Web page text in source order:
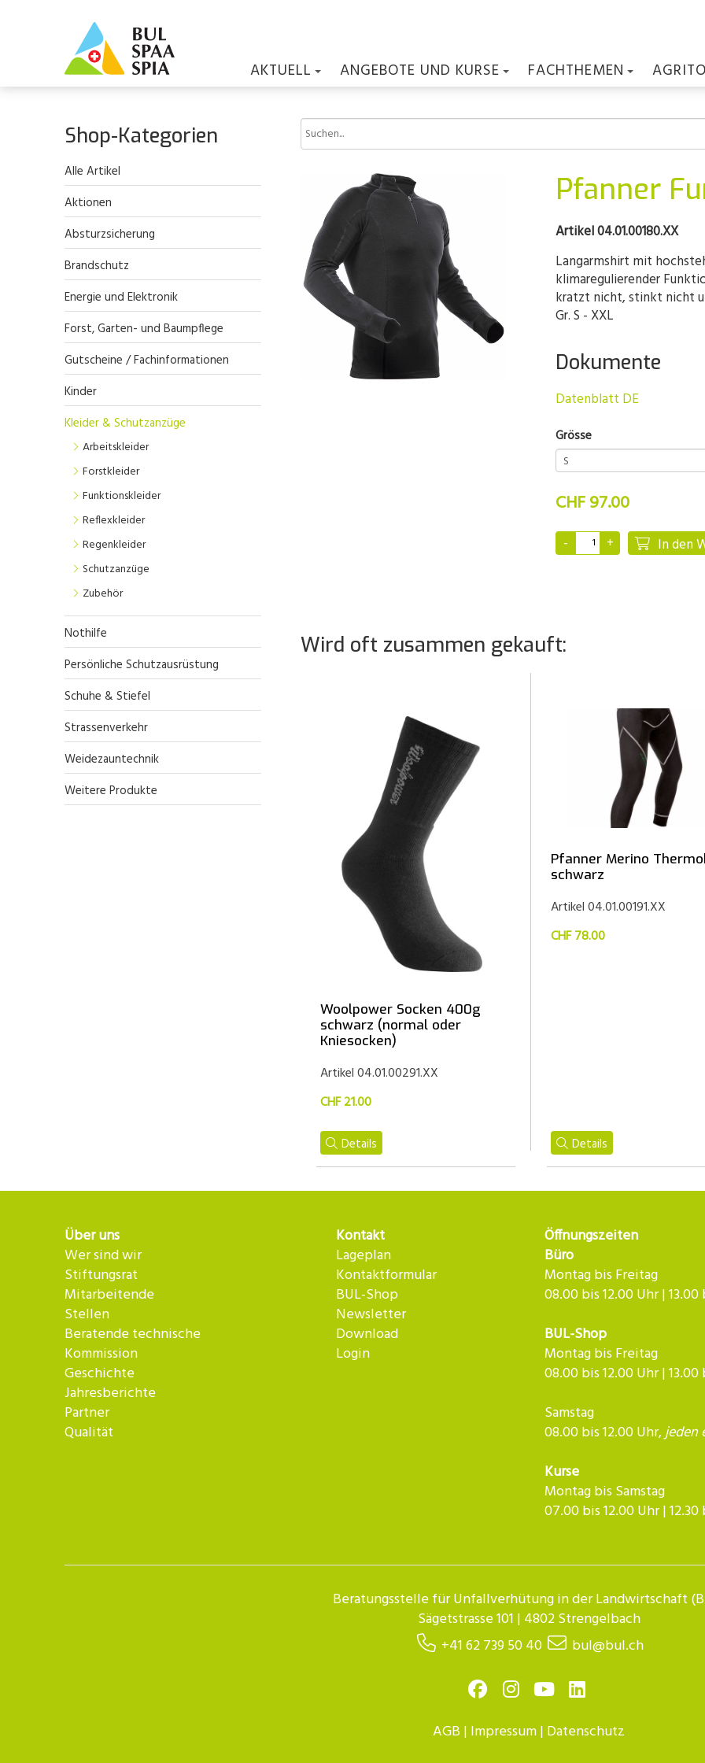
AKTUELL ANGEBOTE UND KURSE FACHTHEMEN
Shop-Kategorien
Alle Artikel
Aktionen
Absturzsicherung
Brandschutz
Energie und Elektronik
Forst, Garten- und Baumpflege
Gutscheine / Fachinformationen
Kinder
Kleider & Schutzanzüge
Arbeitskleider
Forstkleider
Funktionskleider
Reflexkleider
Regenkleider
Schutzanzüge
Zubehör
Nothilfe
Persönliche Schutzausrüstung
Schuhe & Stiefel
Strassenverkehr
Weidezauntechnik
Weitere Produkte
Pfanner
Artikel 04.01.00180.XX
Langarmshirt mit
klimaregulierender
kratzt nicht, stinkt nicht
Gr. S - XXL
Dokumente
Datenblatt DE
Grösse
CHF 97.00
In den
Wird oft zusammen gekauft:
Woolpower Socken 400g
schwarz (normal oder
Kniesocken)
Artikel 04.01.00291.XX
CHF 21.00
Details
Pfanner Merino
schwarz
Artikel 04.01.00191.XX
CHF 78.00
Details
Über uns
Wer sind wir
Stiftungsrat
Mitarbeitende
Stellen
Beratende technische
Kommission
Geschichte
Jahresberichte
Partner
Qualität
Kontakt
Lageplan
Kontaktformular
BUL-Shop
Newsletter
Download
Login
Öffnungszeiten
Büro
Montag bis Freitag
08.00 bis 12.00 Uhr |
BUL-Shop
Montag bis Freitag
08.00 bis 12.00 Uhr |
Samstag
08.00 bis 12.00 Uhr,jeden
Kurse
Montag bis Samstag
07.00 bis 12.00 Uhr |
Beratungsstelle für Unfallverhütung in der Landwirtschaft
Sägetstrasse 101 | 4802 Strengelbach
+41 62 739 50 40
bul@bul.ch
AGB | Impressum| Datenschutz